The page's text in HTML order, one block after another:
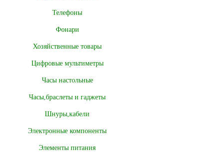
Телефоны
Фонари
Хозяйственные товары
Цифровые мультиметры
Часы настольные
Часы,браслеты и гаджеты
Шнуры,кабели
Электронные компоненты
Элементы питания